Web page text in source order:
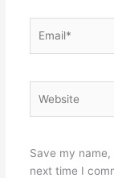
Save my
next time I